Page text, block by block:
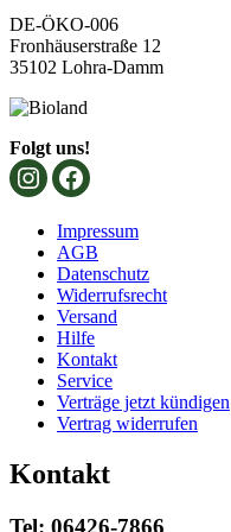
DE-ÖKO-006
Fronhäuserstraße 12
35102 Lohra-Damm
Folgt uns!
Impressum
AGB
Datenschutz
Widerrufsrecht
Versand
Hilfe
Kontakt
Service
Verträge jetzt kündigen
Vertrag widerrufen
Kontakt
Tel: 06426-7866